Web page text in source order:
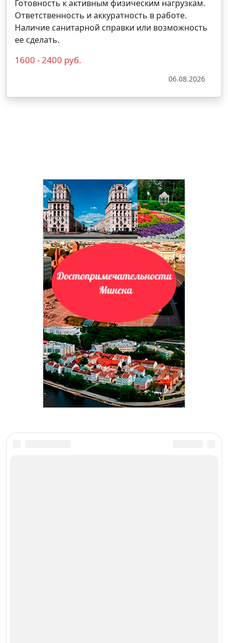
Готовность к активным физическим нагрузкам.
Ответственность и аккуратность в работе.
Наличие санитарной справки или возможность
ее сделать.
1600 - 2400 руб.
06.08.2026